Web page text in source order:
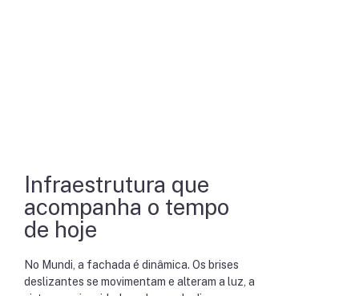
Infraestrutura que
acompanha o tempo
de hoje
No Mundi, a fachada é dinâmica. Os brises
deslizantes se movimentam e alteram a luz, a